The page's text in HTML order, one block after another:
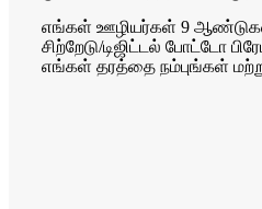
எங்கள் ஊழியர்கள் 9
சிற்றேடு/டிஜிட்டல் போட்டோ
எங்கள் தரத்தை நம்புங்கள்